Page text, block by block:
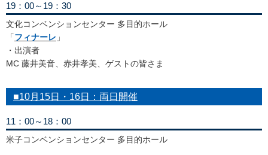
19：00～19：30
文化コンベンションセンター 多目的ホール
「フィナーレ 」
・出演者
MC 藤井美音、赤井孝美、ゲストの皆さま
■10月15日・16日：両日開催
11：00～18：00
米子コンベンションセンター 多目的ホール